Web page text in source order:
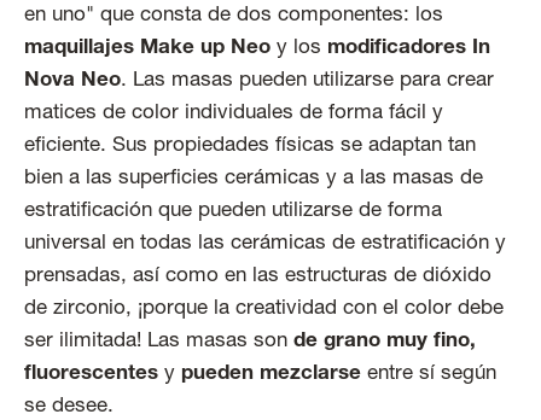
en uno" que consta de dos componentes: los
maquillajes Make up Neo y los modificadores In
Nova Neo. Las masas pueden utilizarse para crear
matices de color individuales de forma fácil y
eficiente. Sus propiedades físicas se adaptan tan
bien a las superficies cerámicas y a las masas de
estratificación que pueden utilizarse de forma
universal en todas las cerámicas de estratificación y
prensadas, así como en las estructuras de dióxido
de zirconio, ¡porque la creatividad con el color debe
ser ilimitada! Las masas son de grano muy fino,
fluorescentes y pueden mezclarse entre sí según
se desee.